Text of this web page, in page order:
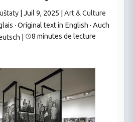
| Juil 9, 2025
Art & Culture
· Original text in English · Auch
8 minutes de lecture